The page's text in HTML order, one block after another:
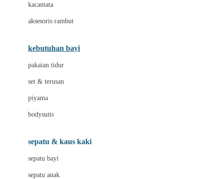
Baby Dove
Baby Jogger
Beauty Barn
Bio Oil
Biolane
kacamata
aksesoris rambut
kebutuhan bayi
pakaian tidur
set & terusan
piyama
bodysuits
sepatu & kaus kaki
sepatu bayi
sepatu anak